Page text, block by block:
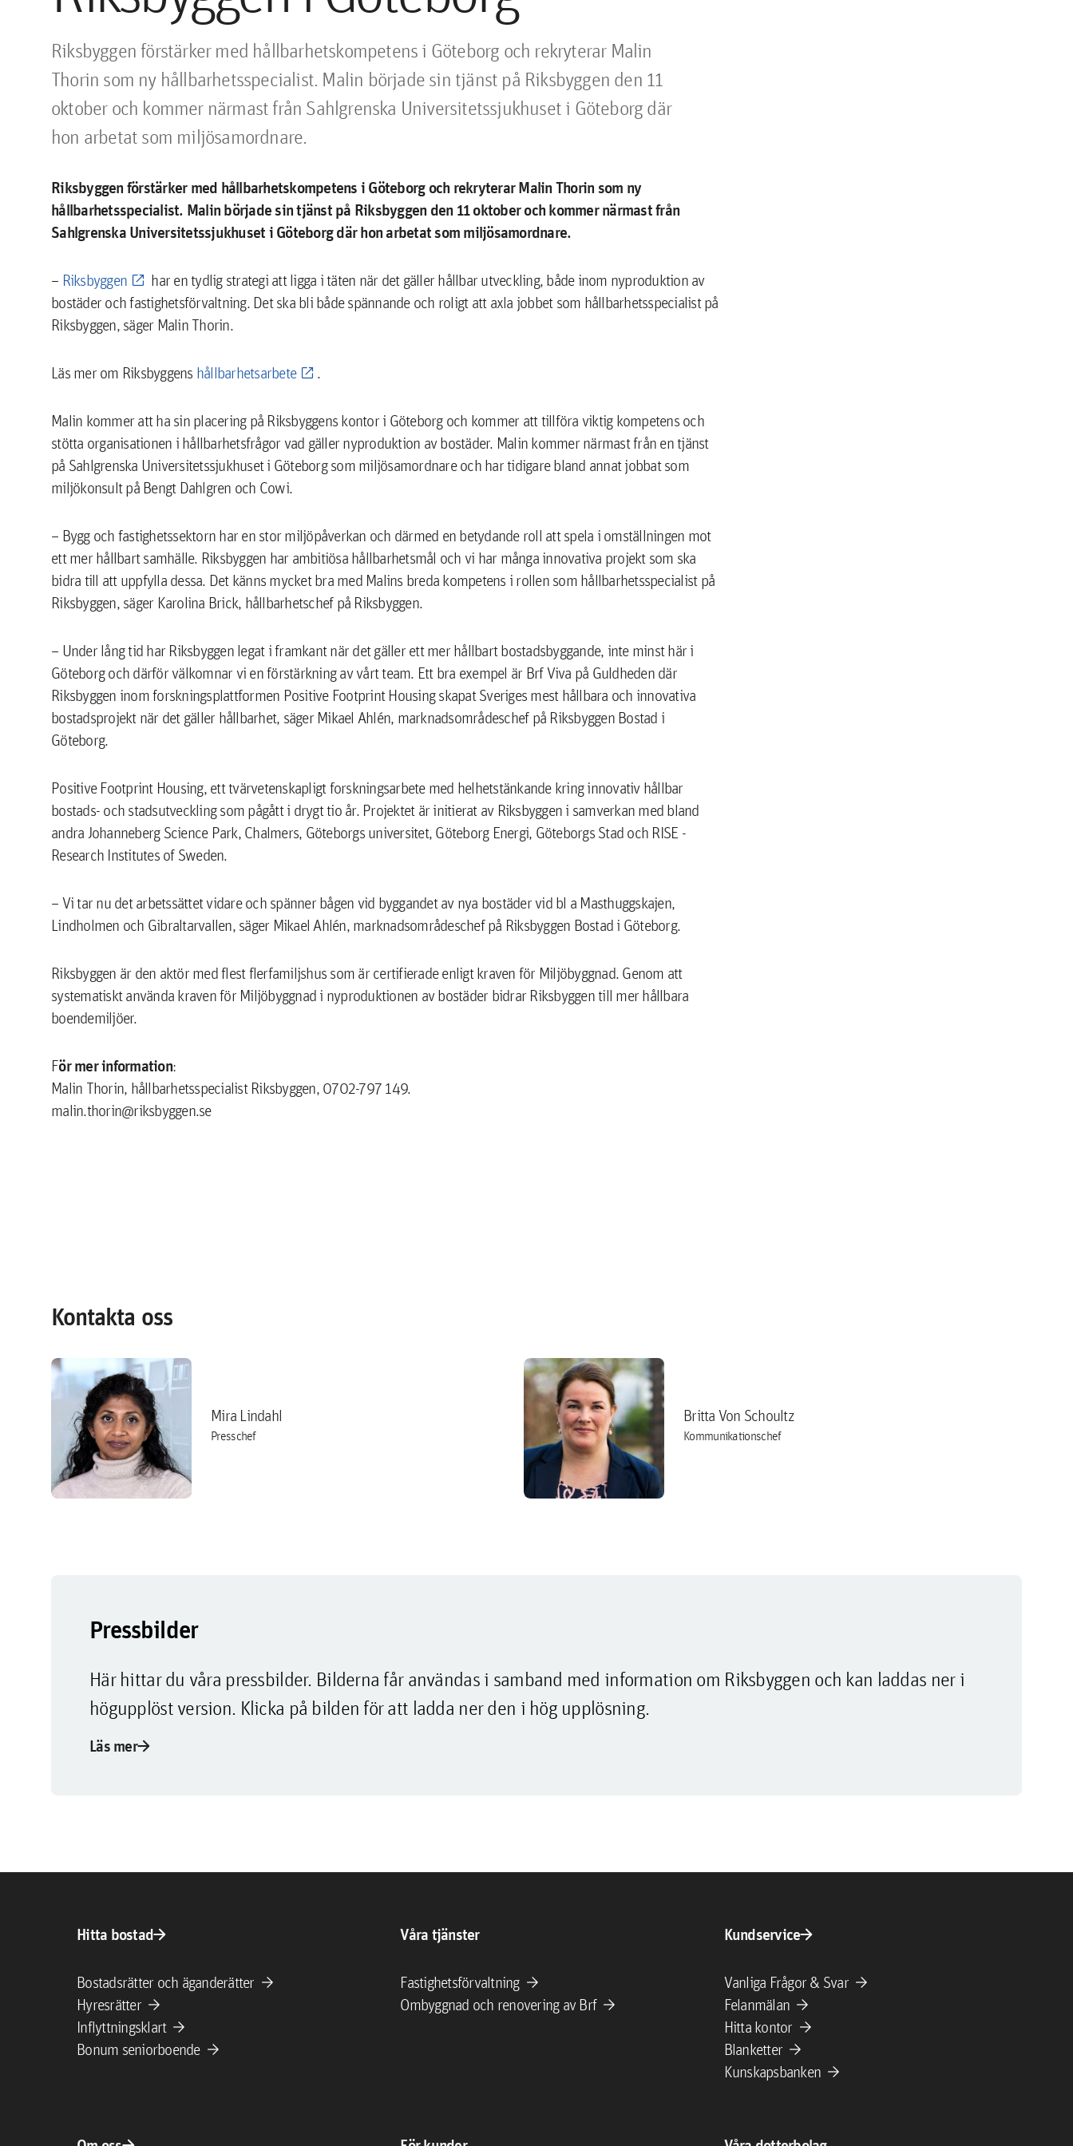
Riksbyggen förstärker med hållbarhetskompetens i Göteborg och rekryterar Malin
Thorin som ny hållbarhetsspecialist. Malin började sin tjänst på Riksbyggen den 11
oktober och kommer närmast från Sahlgrenska Universitetssjukhuset i Göteborg där
hon arbetat som miljösamordnare.
Riksbyggen förstärker med hållbarhetskompetens i Göteborg och rekryterar Malin Thorin som ny
hållbarhetsspecialist. Malin började sin tjänst på Riksbyggen den 11 oktober och kommer närmast från
Sahlgrenska Universitetssjukhuset i Göteborg där hon arbetat som miljösamordnare.
– Riksbyggen
har en tydlig strategi att ligga i täten när det gäller hållbar utveckling, både inom nyproduktion av
bostäder och fastighetsförvaltning. Det ska bli både spännande och roligt att axla jobbet som hållbarhetsspecialist på
Riksbyggen, säger Malin Thorin.
Läs mer om Riksbyggens hållbarhetsarbete .
Malin kommer att ha sin placering på Riksbyggens kontor i Göteborg och kommer att tillföra viktig kompetens och
stötta organisationen i hållbarhetsfrågor vad gäller nyproduktion av bostäder. Malin kommer närmast från en tjänst
på Sahlgrenska Universitetssjukhuset i Göteborg som miljösamordnare och har tidigare bland annat jobbat som
miljökonsult på Bengt Dahlgren och Cowi.
– Bygg och fastighetssektorn har en stor miljöpåverkan och därmed en betydande roll att spela i omställningen mot
ett mer hållbart samhälle. Riksbyggen har ambitiösa hållbarhetsmål och vi har många innovativa projekt som ska
bidra till att uppfylla dessa. Det känns mycket bra med Malins breda kompetens i rollen som hållbarhetsspecialist på
Riksbyggen, säger Karolina Brick, hållbarhetschef på Riksbyggen.
– Under lång tid har Riksbyggen legat i framkant när det gäller ett mer hållbart bostadsbyggande, inte minst här i
Göteborg och därför välkomnar vi en förstärkning av vårt team. Ett bra exempel är Brf Viva på Guldheden där
Riksbyggen inom forskningsplattformen Positive Footprint Housing skapat Sveriges mest hållbara och innovativa
bostadsprojekt när det gäller hållbarhet, säger Mikael Ahlén, marknadsområdeschef på Riksbyggen Bostad i
Göteborg.
Positive Footprint Housing, ett tvärvetenskapligt forskningsarbete med helhetstänkande kring innovativ hållbar
bostads- och stadsutveckling som pågått i drygt tio år. Projektet är initierat av Riksbyggen i samverkan med bland
andra Johanneberg Science Park, Chalmers, Göteborgs universitet, Göteborg Energi, Göteborgs Stad och RISE -
Research Institutes of Sweden.
– Vi tar nu det arbetssättet vidare och spänner bågen vid byggandet av nya bostäder vid bl a Masthuggskajen,
Lindholmen och Gibraltarvallen, säger Mikael Ahlén, marknadsområdeschef på Riksbyggen Bostad i Göteborg.
Riksbyggen är den aktör med flest flerfamiljshus som är certifierade enligt kraven för Miljöbyggnad. Genom att
systematiskt använda kraven för Miljöbyggnad i nyproduktionen av bostäder bidrar Riksbyggen till mer hållbara
boendemiljöer.
För mer information:
Malin Thorin, hållbarhetsspecialist Riksbyggen, 0702-797 149.
malin.thorin@riksbyggen.se
Kontakta oss
Mira Lindahl
Presschef
Britta Von Schoultz
Kommunikationschef
Pressbilder
Här hittar du våra pressbilder. Bilderna får användas i samband med information om Riksbyggen och kan laddas ner i
högupplöst version. Klicka på bilden för att ladda ner den i hög upplösning.
Läs merarrow_forward
Hitta bostadarrow_forward
Bostadsrätter och äganderätter arrow_forward
Hyresrätter arrow_forward
Inflyttningsklart arrow_forward
Bonum seniorboende arrow_forward
Våra tjänster
Fastighetsförvaltning arrow_forward
Ombyggnad och renovering av Brf arrow_forward
Kundservicearrow_forward
Vanliga Frågor & Svar arrow_forward
Felanmälan arrow_forward
Hitta kontor arrow_forward
Blanketter arrow_forward
Kunskapsbanken arrow_forward